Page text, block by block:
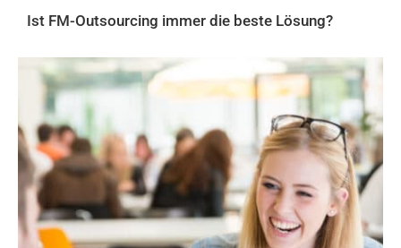
Ist FM-Outsourcing immer die beste Lösung?